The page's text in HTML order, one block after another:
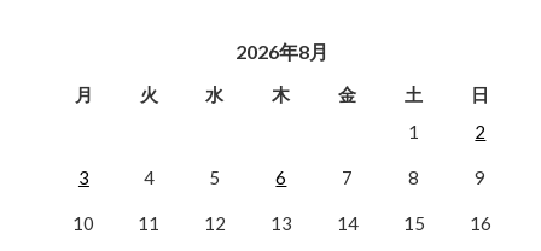
2026年8月
月 火 水 木 金 土
日
1
2
3 4 5 6 7 8 9
10 11 12 13 14 15 16